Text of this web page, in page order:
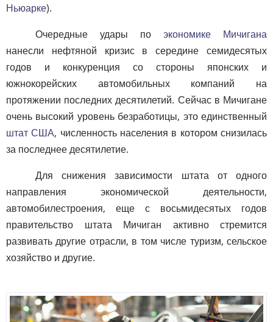
Ньюарке).
Очередные удары по экономике Мичигана
нанесли нефтяной кризис в середине семидесятых
годов и конкуренция со стороны японских и
южнокорейских автомобильных компаний на
протяжении последних десятилетий. Сейчас в Мичигане
очень высокий уровень безработицы, это единственный
штат США, численность населения в котором снизилась
за последнее десятилетие.
Для снижения зависимости штата от одного
направления экономической деятельности,
автомобилестроения, еще с восьмидесятых годов
правительство штата Мичиган активно стремится
развивать другие отрасли, в том числе туризм, сельское
хозяйство и другие.